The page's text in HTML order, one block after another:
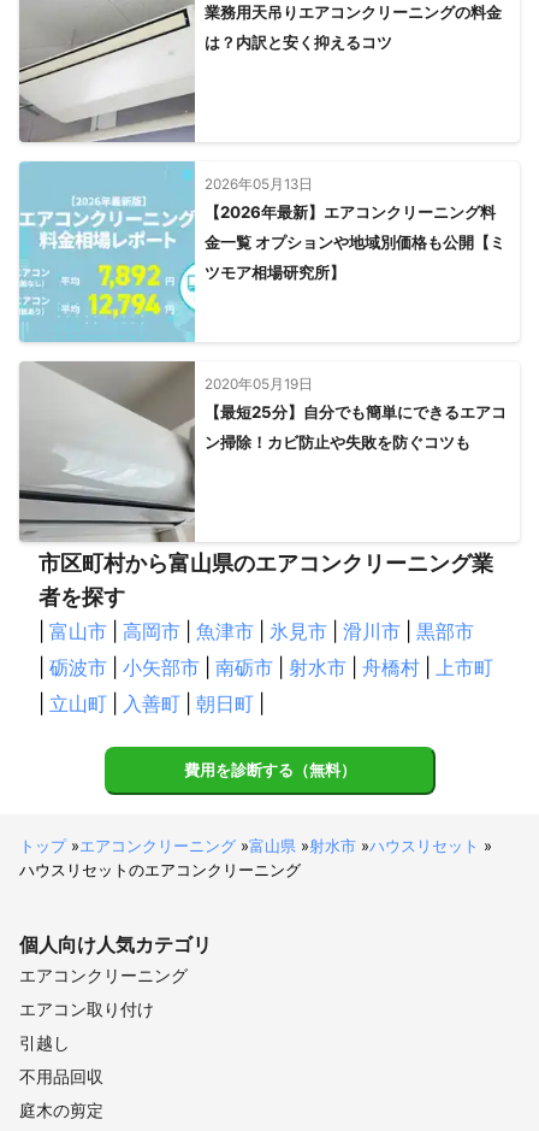
業務用天吊りエアコンクリーニングの料金
は？内訳と安く抑えるコツ
2026年05月13日
【2026年最新】エアコンクリーニング料
金一覧 オプションや地域別価格も公開【ミ
ツモア相場研究所】
2020年05月19日
【最短25分】自分でも簡単にできるエアコ
ン掃除！カビ防止や失敗を防ぐコツも
市区町村から富山県のエアコンクリーニング業
者を探す
富山市 高岡市 魚津市 氷見市 滑川市
黒部市
砺波市 小矢部市 南砺市 射水市 舟橋村
上市町
立山町 入善町 朝日町
費用を診断する（無料）
トップ»エアコンクリーニング »富山県 »射水市 »ハウスリセット »
ハウスリセットのエアコンクリーニング
個人向け人気カテゴリ
エアコンクリーニング
エアコン取り付け
引越し
不用品回収
庭木の剪定